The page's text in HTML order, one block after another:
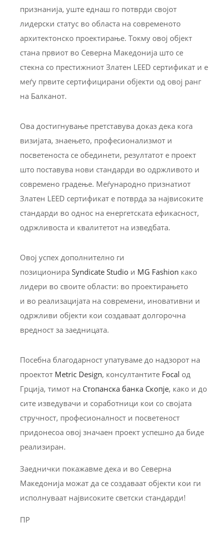
признанија, уште еднаш го потврди својот
лидерски статус во областа на современото
архитектонско проектирање. Токму овој објект
стана првиот во Северна Македонија што се
стекна со престижниот Златен LEED сертификат и е
меѓу првите сертифицирани објекти од овој ранг
на Балканот.
Ова достигнување претставува доказ дека кога
визијата, знаењето, професионализмот и
посветеноста се обединети, резултатот е проект
што поставува нови стандарди во одржливото и
современо градење. Меѓународно признатиот
Златен LEED сертификат е потврда за највисоките
стандарди во однос на енергетската ефикасност,
одржливоста и квалитетот на изведбата.
Овој успех дополнително ги
позиционира Syndicate Studio и MG Fashion како
лидери во своите области: во проектирањето
и во реализацијата на современи, иновативни и
одржливи објекти кои создаваат долгорочна
вредност за заедницата.
Посебна благодарност упатуваме до надзорот на
проектот Metric Design, консултантите Focal од
Грција, тимот на Стопанска банка Скопје, како и до
сите изведувачи и соработници кои со својата
стручност, професионалност и посветеност
придонесоа овој значаен проект успешно да биде
реализиран.
Заеднички покажавме дека и во Северна
Македонија можат да се создаваат објекти кои ги
исполнуваат највисоките светски стандарди!
ПР